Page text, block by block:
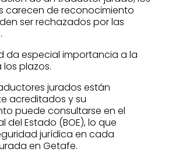
carecen de reconocimiento
ser rechazados por las
da especial importancia a la
plazos.
jurados están
acreditados y su
puede consultarse en el
del Estado (BOE), lo que
jurídica en cada
en Getafe.